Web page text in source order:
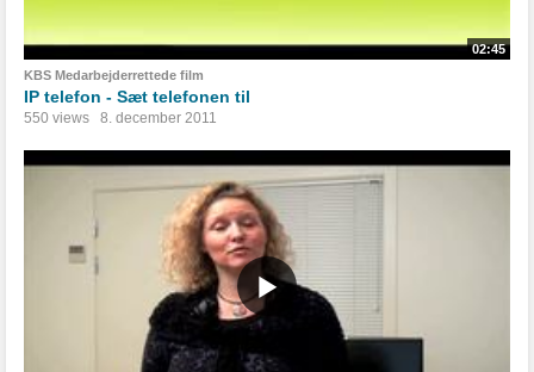
02:45
KBS Medarbejderrettede film
IP telefon - Sæt telefonen til
550 views 8. december 2011